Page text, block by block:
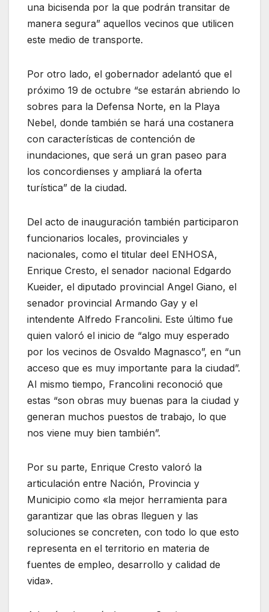
una bicisenda por la que podrán transitar de
manera segura” aquellos vecinos que utilicen
este medio de transporte.
Por otro lado, el gobernador adelantó que el
próximo 19 de octubre “se estarán abriendo lo
sobres para la Defensa Norte, en la Playa
Nebel, donde también se hará una costanera
con características de contención de
inundaciones, que será un gran paseo para
los concordienses y ampliará la oferta
turística” de la ciudad.
Del acto de inauguración también participaron
funcionarios locales, provinciales y
nacionales, como el titular deel ENHOSA,
Enrique Cresto, el senador nacional Edgardo
Kueider, el diputado provincial Angel Giano, el
senador provincial Armando Gay y el
intendente Alfredo Francolini. Este último fue
quien valoró el inicio de “algo muy esperado
por los vecinos de Osvaldo Magnasco”, en “un
acceso que es muy importante para la ciudad”.
Al mismo tiempo, Francolini reconoció que
estas “son obras muy buenas para la ciudad y
generan muchos puestos de trabajo, lo que
nos viene muy bien también”.
Por su parte, Enrique Cresto valoró la
articulación entre Nación, Provincia y
Municipio como «la mejor herramienta para
garantizar que las obras lleguen y las
soluciones se concreten, con todo lo que esto
representa en el territorio en materia de
fuentes de empleo, desarrollo y calidad de
vida».